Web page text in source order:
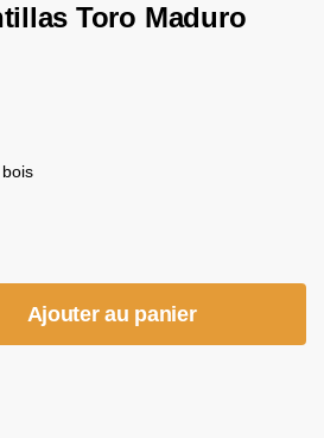
Toro Maduro
Ajouter au panier